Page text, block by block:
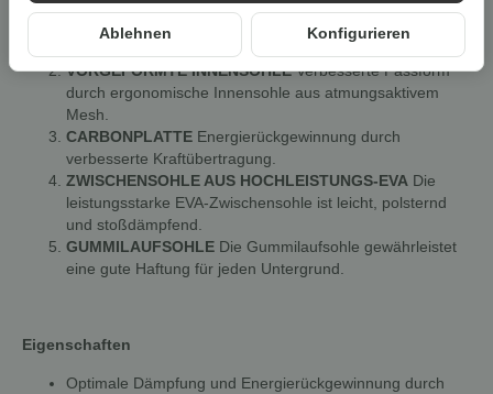
TECHNISCH GESTRICKT
Gestricktes Obermaterial für
mehr Leichtigkeit und Atmungsaktivität.
VORGEFORMTE INNENSOHLEVerbesserte Passform
durch ergonomische Innensohle aus atmungsaktivem
Mesh.
CARBONPLATTE Energierückgewinnung durch
verbesserte Kraftübertragung.
ZWISCHENSOHLE AUS HOCHLEISTUNGS-EVA Die
leistungsstarke EVA-Zwischensohle ist leicht, polsternd
und stoßdämpfend.
GUMMILAUFSOHLE Die Gummilaufsohle gewährleistet
eine gute Haftung für jeden Untergrund.
Eigenschaften
Optimale Dämpfung und Energierückgewinnung durch
Ablehnen Konfigurieren